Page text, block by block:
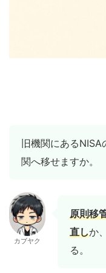
旧機関にある
関へ移せますか。
カブヤク
原則移
直しか、
る。